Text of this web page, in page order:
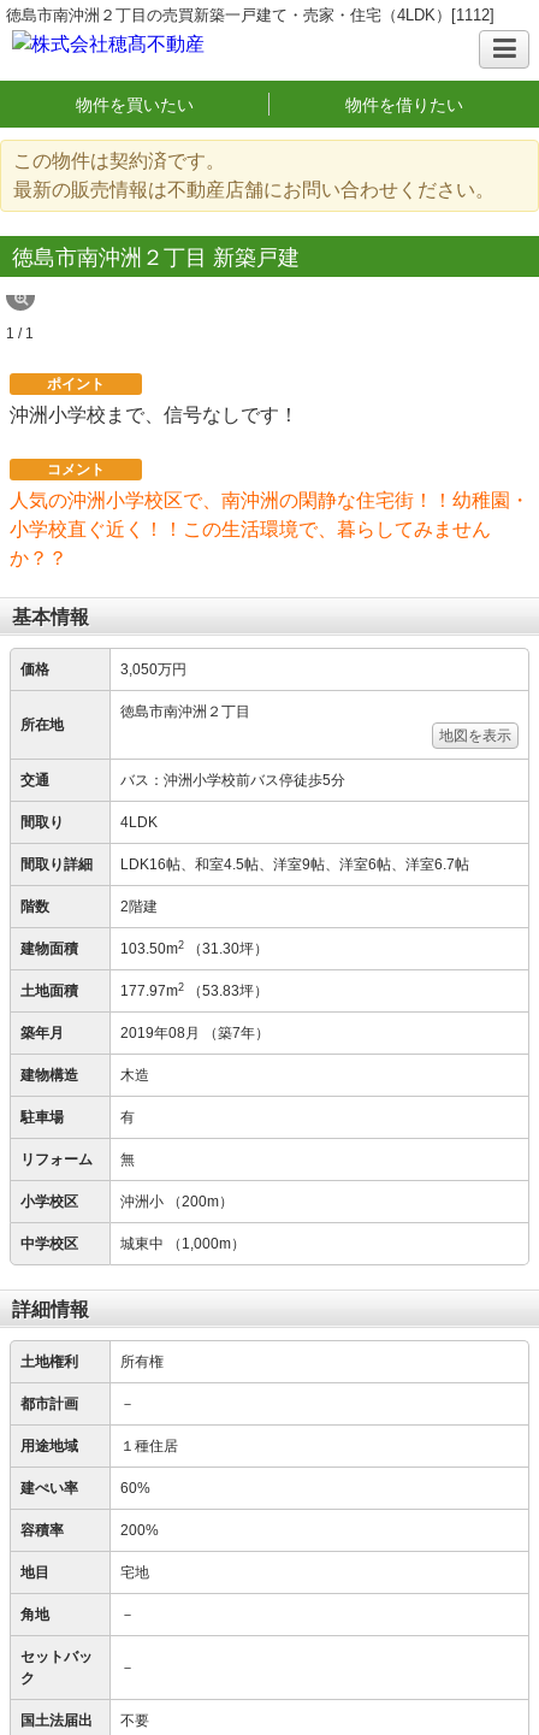
徳島市南沖洲２丁目の売買新築一戸建て・売家・住宅（4LDK）[1112]
物件を買いたい 物件を借りたい
この物件は契約済です。
最新の販売情報は不動産店舗にお問い合わせください。
徳島市南沖洲２丁目 新築戸建
1 / 1
ポイント
沖洲小学校まで、信号なしです！
コメント
人気の沖洲小学校区で、南沖洲の閑静な住宅街！！幼稚園・
小学校直ぐ近く！！この生活環境で、暮らしてみません
か？？
基本情報
価格 3,050万円
所在地
徳島市南沖洲２丁目
地図を表示
交通 バス：沖洲小学校前バス停徒歩5分
間取り 4LDK
間取り詳細 LDK16帖、和室4.5帖、洋室9帖、洋室6帖、洋室6.7帖
階数 2階建
建物面積 103.50m2 （31.30坪）
土地面積 177.97m2 （53.83坪）
築年月 2019年08月 （築7年）
建物構造 木造
駐車場 有
リフォーム 無
小学校区 沖洲小 （200m）
中学校区 城東中 （1,000m）
詳細情報
土地権利 所有権
都市計画 －
用途地域 １種住居
建ぺい率 60%
容積率 200%
地目 宅地
角地 －
セットバッ
ク
－
国土法届出 不要